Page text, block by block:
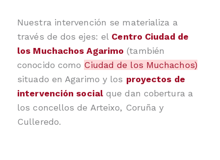
Nuestra intervención se materializa a
través de dos ejes: el Centro Ciudad de
los Muchachos Agarimo (también
conocido como Ciudad de los Muchachos)
situado en Agarimo y los proyectos de
intervención socialque dan cobertura a
los concellos de Arteixo, Coruña y
Culleredo.